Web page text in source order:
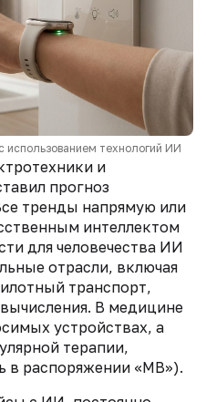
технологий ИИ
и
прогноз
тренды напрямую или
интеллектом
для человечества ИИ
отрасли, включая
транспорт,
В медицине
устройствах, а
терапии,
в распоряжении «МВ»).